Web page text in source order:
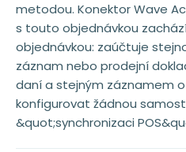
metodou. Konektor Wave
s touto objednávkou
objednávkou: zaúčtuje
záznam nebo prodejní
daní a stejným záznamem
konfigurovat žádnou
&quot;synchronizaci